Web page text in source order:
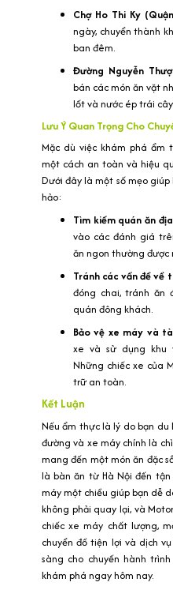
Chợ Ho Thi Ky
ngày, chuyển thành
ban đêm.
Đường Nguyễn
bán các món ăn vặt
lốt và nước ép trái
Lưu Ý Quan Trọng Cho
Mặc dù việc khám phá ẩm
một cách an toàn và hiệu
Dưới đây là một số mẹo
hảo:
Tìm kiếm quán ăn
vào các đánh giá
ăn ngon thường
Tránh các vấn đề về
đóng chai, tránh ăn
quán đông khách.
Bảo vệ xe máy và
xe và sử dụng khu
Những chiếc xe của
trữ an toàn.
Kết Luận
Nếu ẩm thực là lý do bạn
đường và xe máy chính là
mang đến một món ăn đặc
là bàn ăn từ Hà Nội đến
máy một chiều giúp bạn dễ
không phải quay lại, và
chiếc xe máy chất lượng,
chuyển đồ tiện lợi và dịch
sàng cho chuyến hành
khám phá ngay hôm nay.